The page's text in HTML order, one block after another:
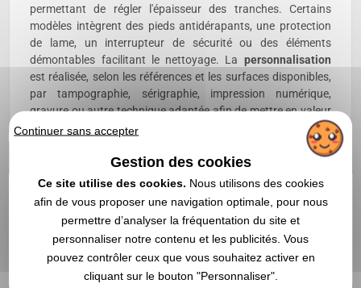
permettant de régler l'épaisseur des tranches. Certains
modèles intègrent des pieds antidérapants, une protection
de lame, un interrupteur de sécurité ou des éléments
démontables facilitant le nettoyage. La personnalisation
est réalisée, selon les références et les surfaces disponibles,
par tampographie, sérigraphie, impression numérique,
gravure ou autre technique adaptée afin de mettre en valeur
votre logo ou votre identité visuelle. L'
achat en grosest
particulièrement adapté aux entreprises, professionnels de
l'alimentation, cadeaux d'affaires, opérations de fidélisation,
campagnes promotionnelles ou dotations destinées aux
collaborateurs tout en permettant de bénéficier de tarifs
dégressifs. Les dimensions, les puissances, le diamètre des
lames, les réglages d'épaisseur et les possibilités de
marquage varient selon les références. Depuis 1998, Vegea
accompagne les professionnels avec undevis rapide, une
livraison rapideet une sélection detrancheurs électriques
Continuer sans accepter
Gestion des cookies
Ce site utilise des cookies. Nous utilisons des cookies
afin de vous proposer une navigation optimale, pour nous
permettre d’analyser la fréquentation du site et
personnaliser notre contenu et les publicités. Vous
pouvez contrôler ceux que vous souhaitez activer en
cliquant sur le bouton "Personnaliser".